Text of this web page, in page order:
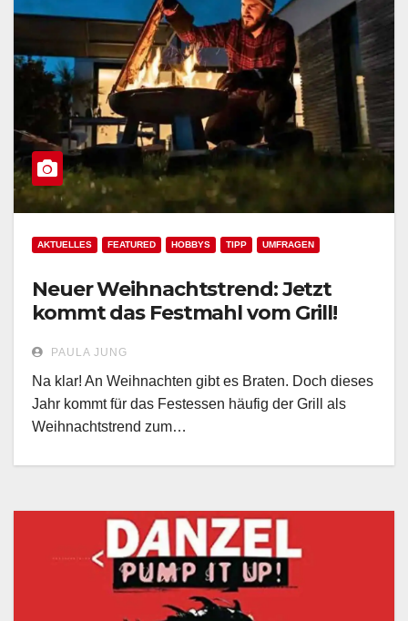
AKTUELLES FEATURED HOBBYS TIPP UMFRAGEN
Neuer Weihnachtstrend: Jetzt
kommt das Festmahl vom Grill!
PAULA JUNG
Na klar! An Weihnachten gibt es Braten. Doch dieses
Jahr kommt für das Festessen häufig der Grill als
Weihnachtstrend zum…